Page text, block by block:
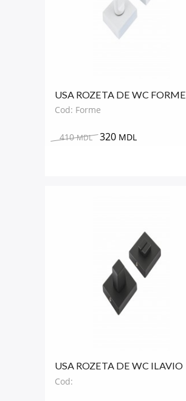
USA ROZETA DE WC FORME
PATRAT
Cod: Forme
410MDL 320 MDL
USA ROZETA DE WC ILAVIO
PATRAT
Cod: